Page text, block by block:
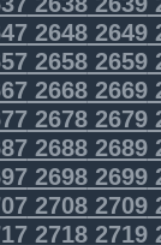
26482649
26582659
26682669
26782679
26882689
26982699
27082709
27182719